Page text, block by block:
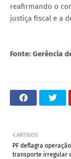
reafirmando o
justiça fiscal e a
Fonte: Gerência
ANTIGOS
PF deflagra
transporte irregular